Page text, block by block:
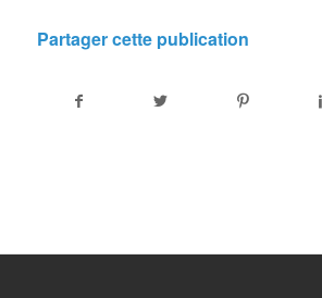
Partager cette publication